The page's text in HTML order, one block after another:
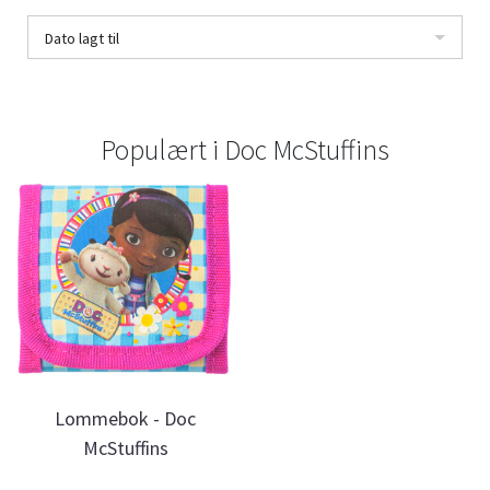
Dato lagt til
Populært i Doc McStuffins
Lommebok - Doc
McStuffins